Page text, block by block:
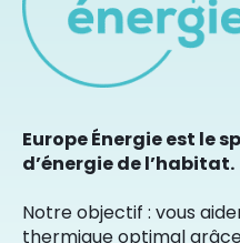
Europe Énergie est le
d’énergie de l’habitat.
Notre objectif : vous
thermique optimal